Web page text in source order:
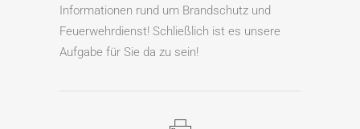
Informationen rund um Brandschutz und
Feuerwehrdienst! Schließlich ist es unsere
Aufgabe für Sie da zu sein!